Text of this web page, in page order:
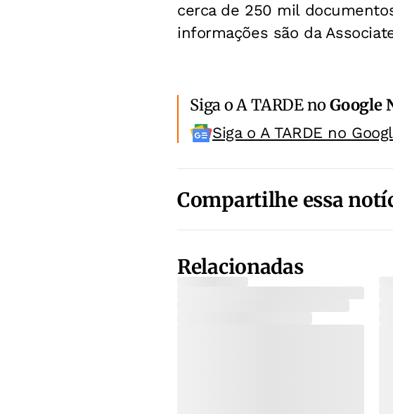
cerca de 250 mil
informações são da
Siga o A TARDE noGoogle
Siga o A TARDE no
Compartilhe essa
Relacionadas